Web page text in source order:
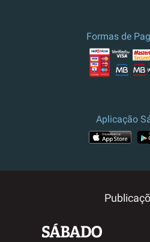
Formas de
Aplicação